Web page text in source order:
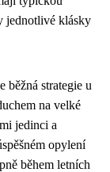
jednotlivé klásky
běžná strategie u
na velké
jedinci a
opylení
během letních